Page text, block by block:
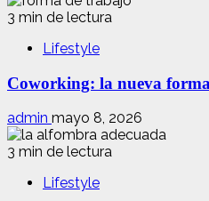
3 min de lectura
Lifestyle
Coworking: la nueva
admin mayo 8, 2026
3 min de lectura
Lifestyle